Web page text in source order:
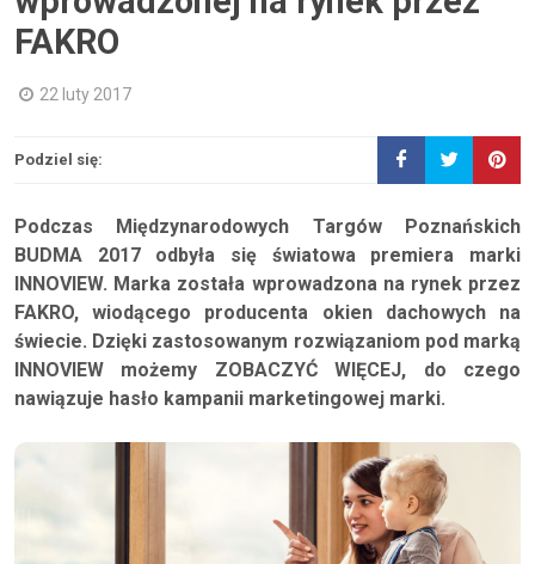
FAKRO
22 luty 2017
Podziel się:
Podczas Międzynarodowych Targów Poznańskich
BUDMA 2017 odbyła się światowa premiera marki
INNOVIEW. Marka została wprowadzona na rynek przez
FAKRO, wiodącego producenta okien dachowych na
świecie. Dzięki zastosowanym rozwiązaniom pod marką
INNOVIEW możemy ZOBACZYĆ WIĘCEJ, do czego
nawiązuje hasło kampanii marketingowej marki.